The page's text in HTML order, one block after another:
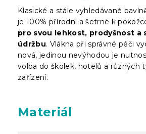
Klasické a stále vyhledávané
je 100% přírodní a šetrné k
pro svou lehkost, prodyšnost a
údržbu. Vlákna při správné péči
nová, jedinou nevýhodou je
volba do školek, hotelů a různých
zařízení.
Materiál